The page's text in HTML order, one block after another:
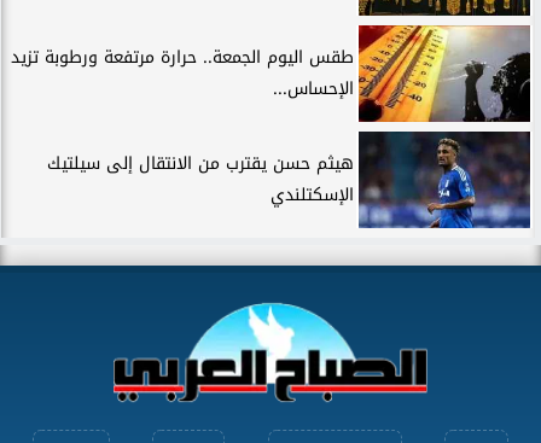
طقس اليوم الجمعة.. حرارة مرتفعة ورطوبة تزيد
الإحساس...
هيثم حسن يقترب من الانتقال إلى سيلتيك
الإسكتلندي